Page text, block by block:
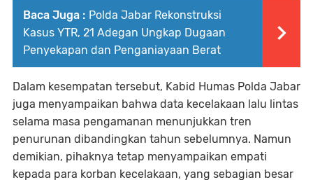
Baca Juga : Polda Jabar Rekonstruksi
Kasus YTR, 21 Adegan Ungkap Dugaan
Penyekapan dan Penganiayaan Berat
Dalam kesempatan tersebut, Kabid Humas Polda Jabar
juga menyampaikan bahwa data kecelakaan lalu lintas
selama masa pengamanan menunjukkan tren
penurunan dibandingkan tahun sebelumnya. Namun
demikian, pihaknya tetap menyampaikan empati
kepada para korban kecelakaan, yang sebagian besar